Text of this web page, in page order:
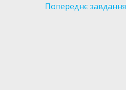
Попереднє завдання